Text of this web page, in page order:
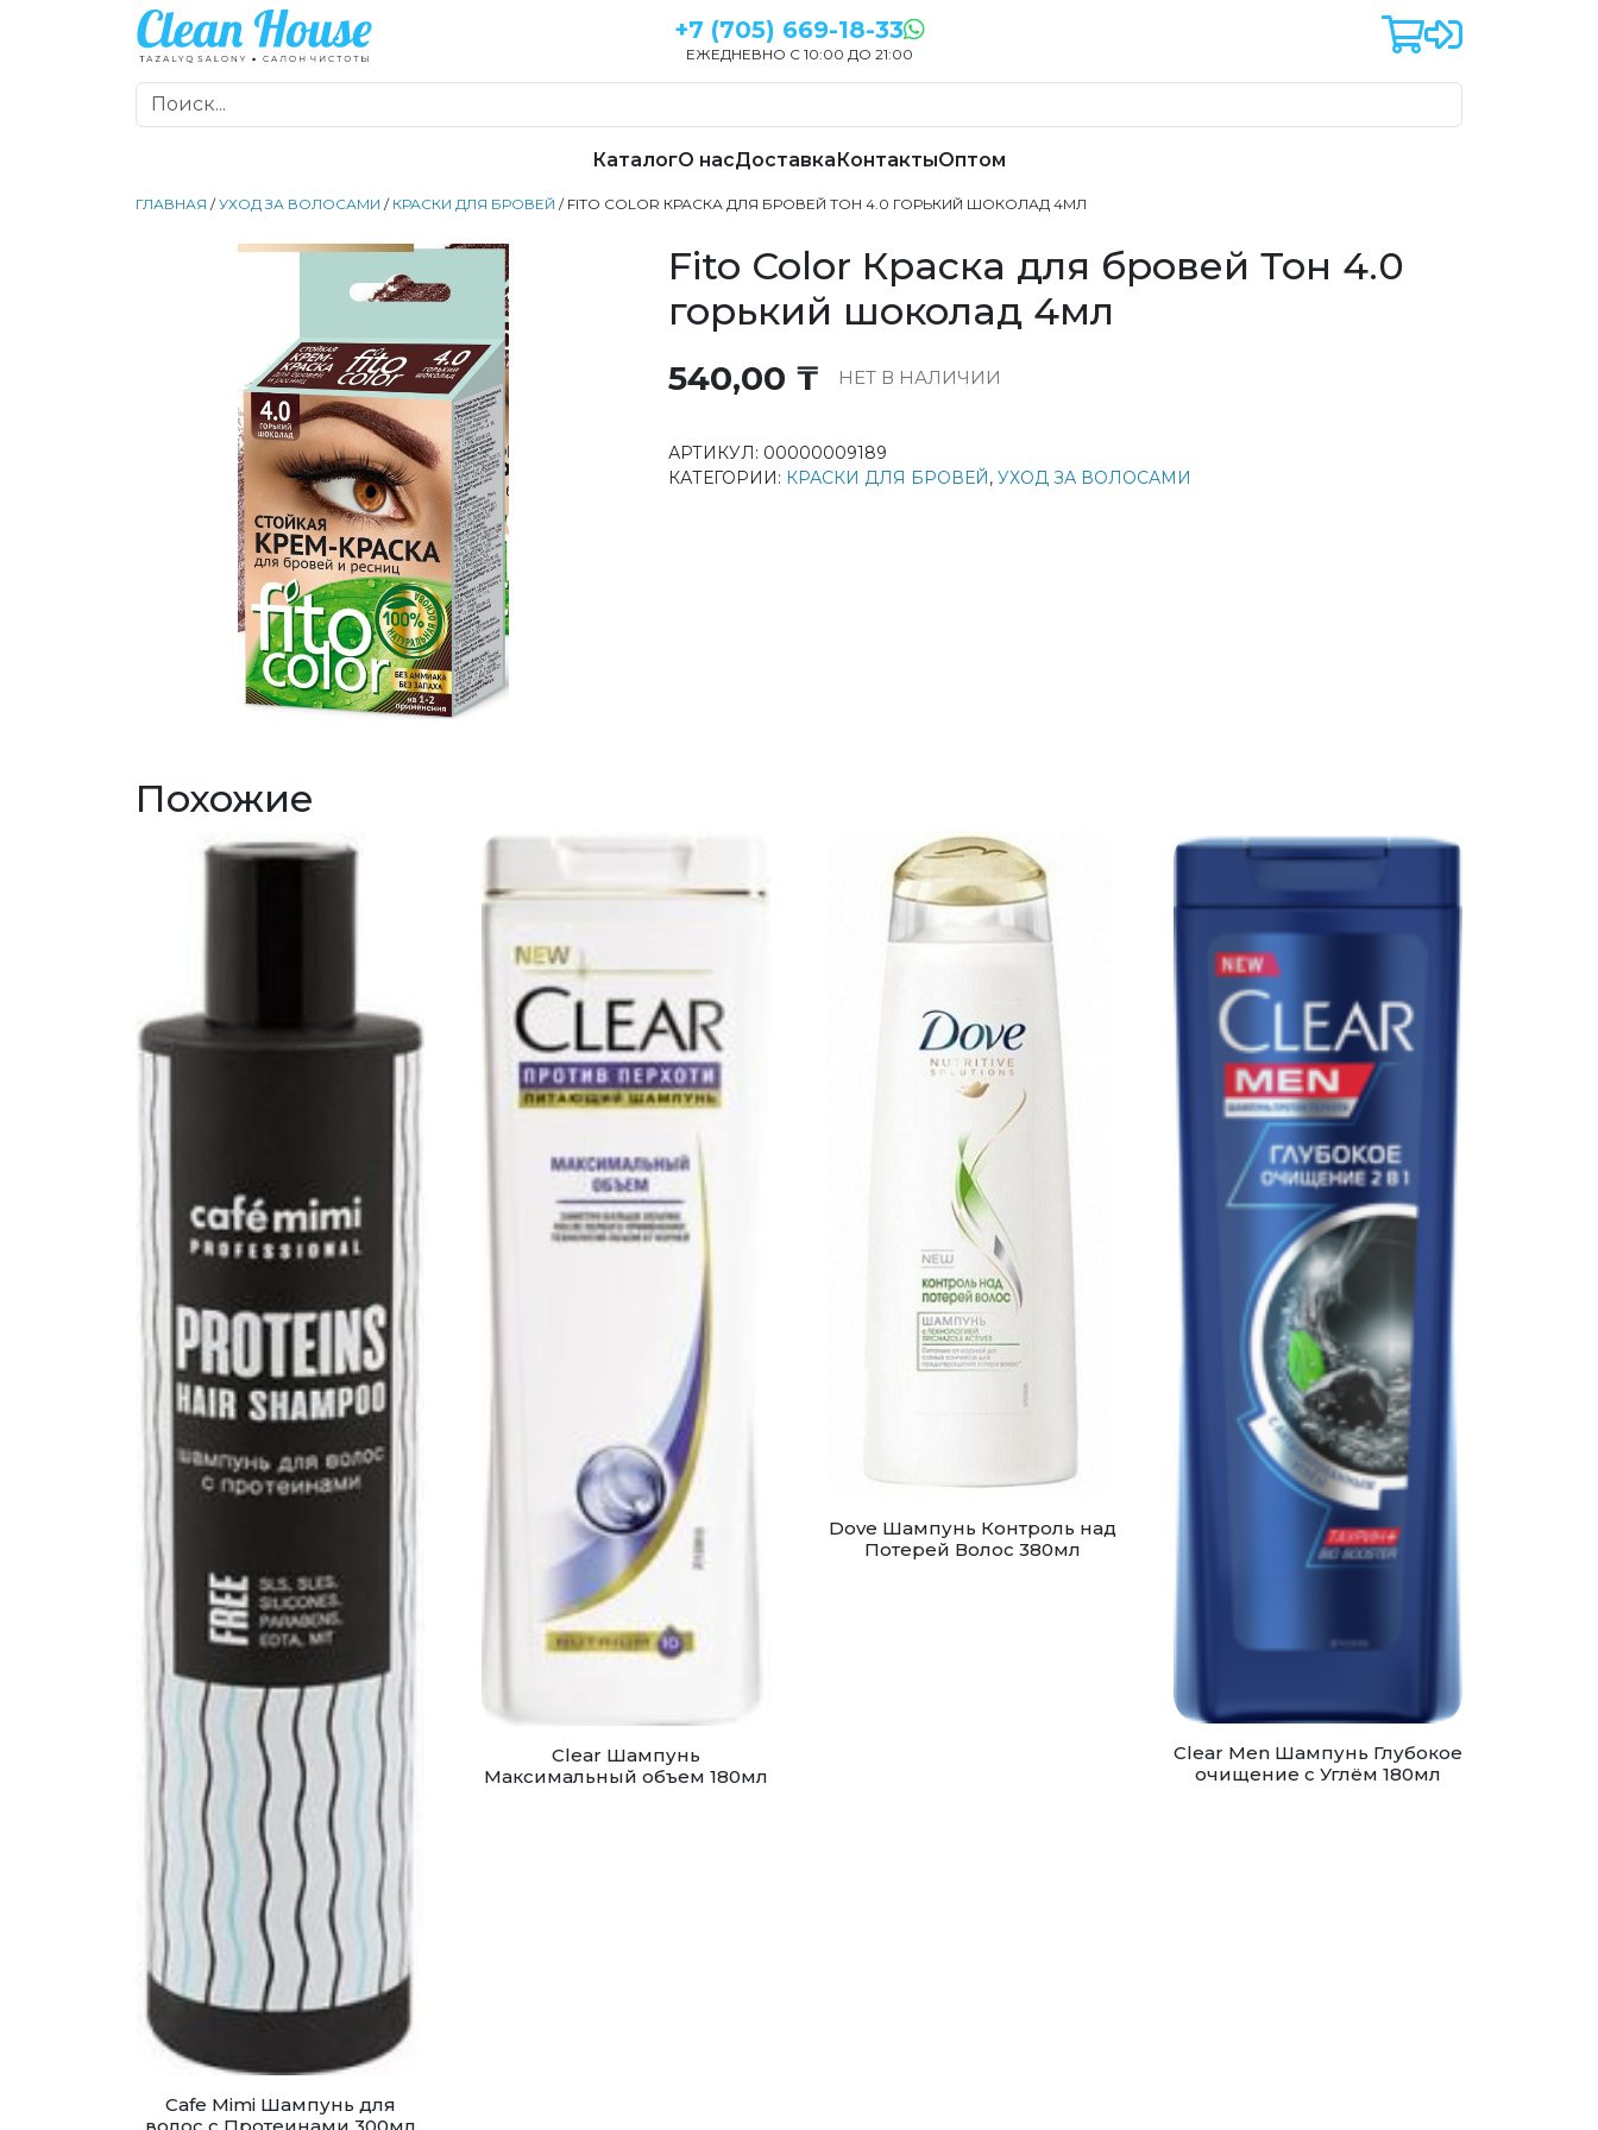
+7 (705) 669-18-33
ЕЖЕДНЕВНО С 10:00 ДО 21:00
КаталогО насДоставкаКонтактыОптом
ГЛАВНАЯ /УХОД ЗА ВОЛОСАМИ / КРАСКИ ДЛЯ БРОВЕЙ / FITO COLOR КРАСКА ДЛЯ БРОВЕЙ ТОН 4.0 ГОРЬКИЙ ШОКОЛАД 4МЛ
Fito Color Краска для бровей Тон 4.0
горький шоколад 4мл
540,00 ₸ НЕТ В НАЛИЧИИ
АРТИКУЛ: 00000009189
КАТЕГОРИИ: КРАСКИ ДЛЯ БРОВЕЙ, УХОД ЗА ВОЛОСАМИ
Похожие
Cafe Mimi Шампунь для
Clear Шампунь
Максимальный объем 180мл
Dove Шампунь Контроль над
Потерей Волос 380мл
Clear Men Шампунь Глубокое
очищение с Углём 180мл